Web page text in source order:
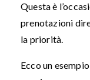
Questa è
prenotazioni
la priorità.
Ecco un